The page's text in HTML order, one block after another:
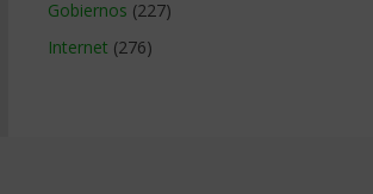
Gobiernos (227)
Internet (276)